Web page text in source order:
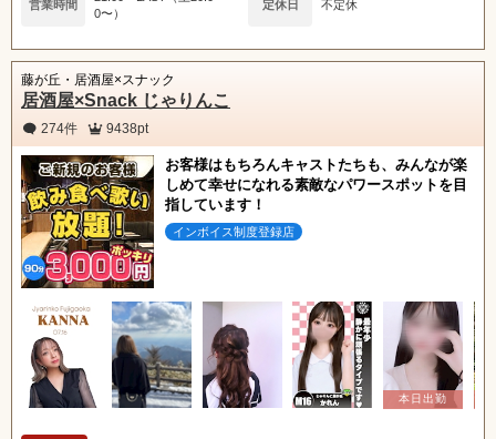
営業時間
0〜）
定休日 不定休
藤が丘・居酒屋×スナック
居酒屋×Snack じゃりんこ
274件 9438pt
お客様はもちろんキャストたちも、みんなが楽
しめて幸せになれる素敵なパワースポットを目
指しています！
インボイス制度登録店